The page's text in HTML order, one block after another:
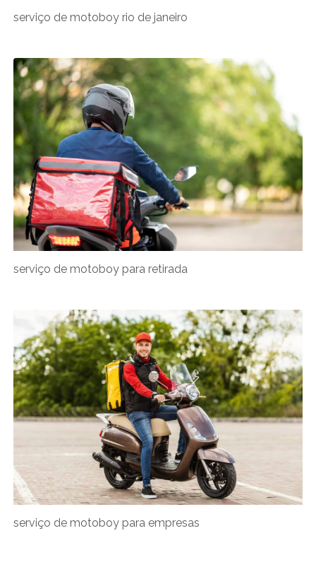
serviço de motoboy rio de janeiro
serviço de motoboy para retirada
serviço de motoboy para empresas